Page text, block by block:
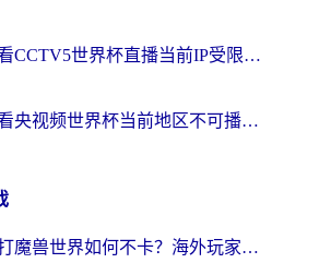
在越南看CCTV5世界杯直播当前IP受限制？海外党体育观赛终极指南来了
在日本看央视频世界杯当前地区不可播放？海外党体育观赛终极指南
在欧洲打魔兽世界如何不卡？海外玩家的国服游戏加速终极攻略